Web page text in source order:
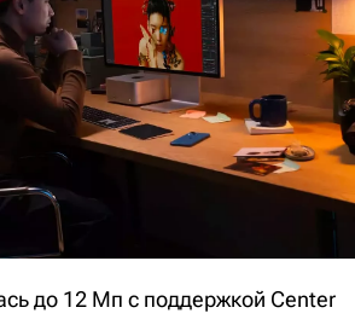
до 12 Мп с поддержкой Center